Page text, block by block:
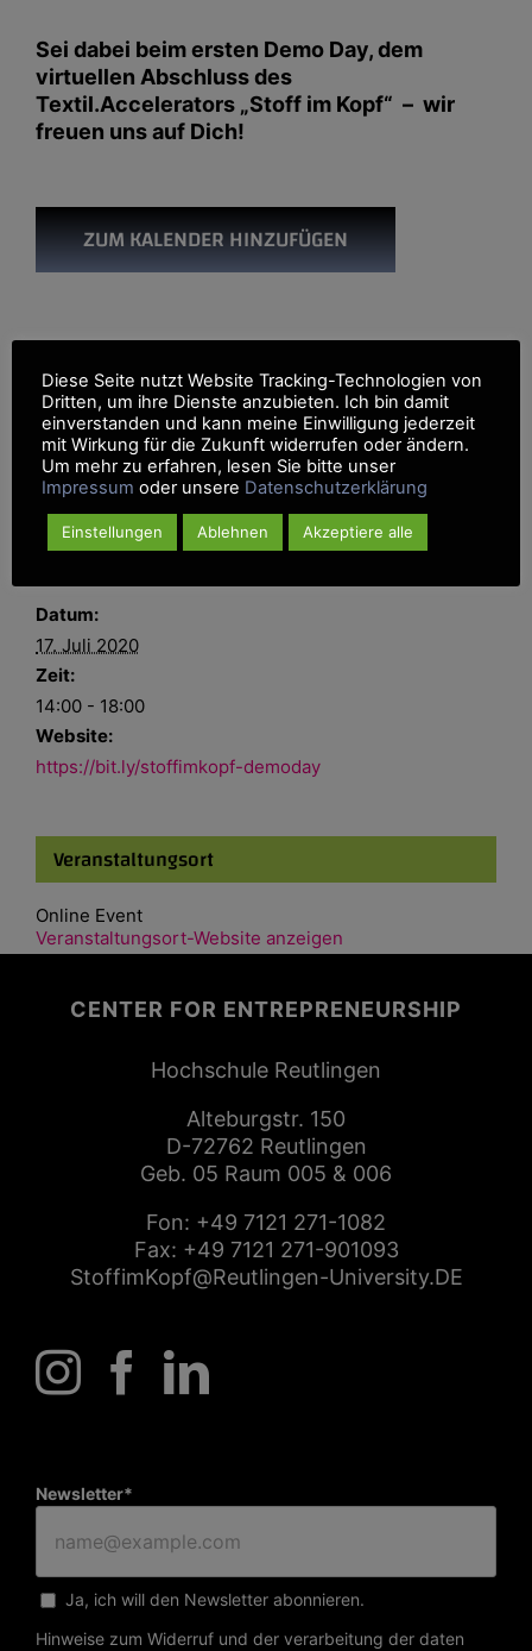
Sei dabei beim ersten Demo Day, dem
virtuellen Abschluss des
Textil.Accelerators „Stoff im Kopf“ – wir
freuen uns auf Dich!
ZUM KALENDER HINZUFÜGEN
„Move your idea“ Ideenwettbewerb Start-up Talk
Details
Datum:
17. Juli 2020
Zeit:
14:00 - 18:00
Website:
https://bit.ly/stoffimkopf-demoday
Veranstaltungsort
Online Event
Veranstaltungsort-Website anzeigen
CENTER FOR ENTREPRENEURSHIP
Hochschule Reutlingen
Alteburgstr. 150
D-72762 Reutlingen
Geb. 05 Raum 005 & 006
Fon: +49 7121 271-1082
Fax: +49 7121 271-901093
StoffimKopf@Reutlingen-University.DE
Newsletter*
Ja, ich will den Newsletter abonnieren.
Hinweise zum Widerruf und der verarbeitung der daten
Diese Seite nutzt Website Tracking-Technologien von
Dritten, um ihre Dienste anzubieten. Ich bin damit
einverstanden und kann meine Einwilligung jederzeit
mit Wirkung für die Zukunft widerrufen oder ändern.
Um mehr zu erfahren, lesen Sie bitte unser
Impressum oder unsere Datenschutzerklärung
Einstellungen Ablehnen Akzeptiere alle